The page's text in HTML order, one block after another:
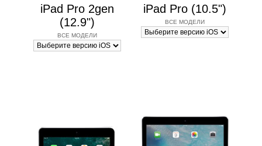
iPad Pro 2gen
(12.9")
ВСЕ МОДЕЛИ
iPad Pro (10.5")
ВСЕ МОДЕЛИ